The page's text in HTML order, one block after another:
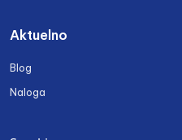
Aktuelno
Blog
Naloga